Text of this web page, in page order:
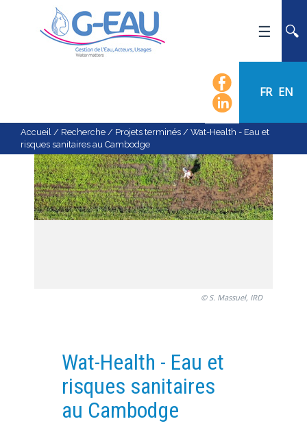
FR EN
ACTUALITÉS
AGENDA
CALENDRIER DES ÉVÈNEMENTS
ORGANIGRAMME
LISTE DU PERSONNEL
PROJETS EN COURS
PROJETS TERMINÉS
NOS RÉSEAUX SCIENTIFIQUES ET TECHNIQUES
Accueil / Recherche / Projets terminés / Wat-Health - Eau et
risques sanitaires au Cambodge
© S. Massuel, IRD
Wat-Health - Eau et
risques sanitaires
au Cambodge